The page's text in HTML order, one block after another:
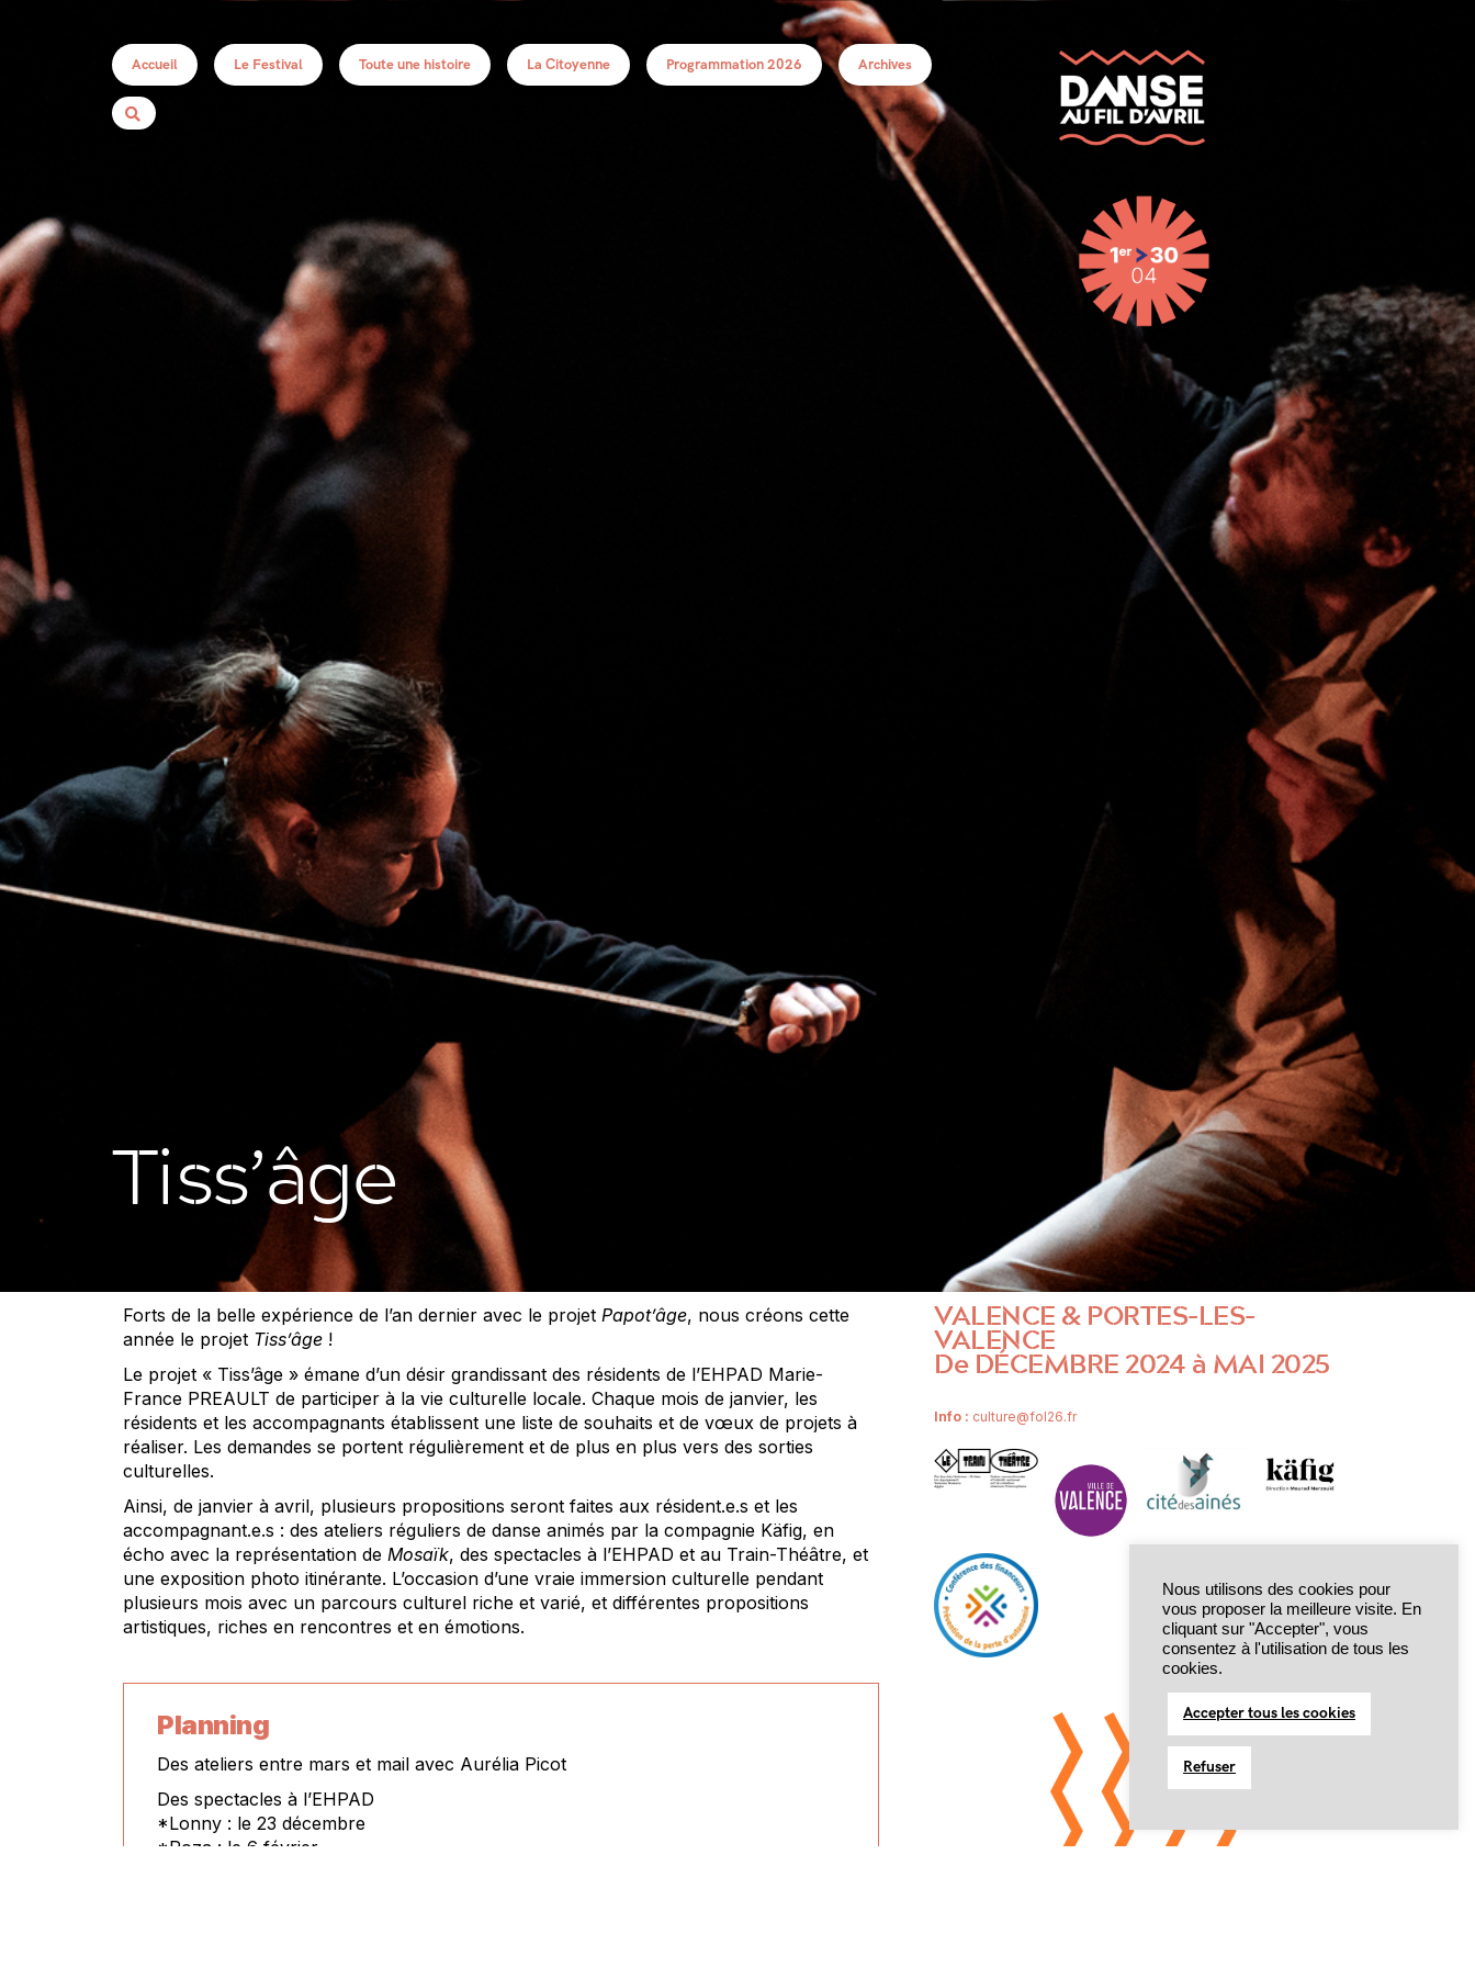
Accueil Le Festival Toute une histoire La Citoyenne Programmation 2026 Archives
Tiss’âge
Forts de la belle expérience de l’an dernier avec le projet Papot’âge, nous créons cette
année le projet Tiss’âge !
Le projet « Tiss’âge » émane d’un désir grandissant des résidents de l’EHPAD Marie-
France PREAULT de participer à la vie culturelle locale. Chaque mois de janvier, les
résidents et les accompagnants établissent une liste de souhaits et de vœux de projets à
réaliser. Les demandes se portent régulièrement et de plus en plus vers des sorties
culturelles.
Ainsi, de janvier à avril, plusieurs propositions seront faites aux résident.e.s et les
accompagnant.e.s : des ateliers réguliers de danse animés par la compagnie Käfig, en
écho avec la représentation de Mosaïk, des spectacles à l’EHPAD et au Train-Théâtre, et
une exposition photo itinérante. L’occasion d’une vraie immersion culturelle pendant
plusieurs mois avec un parcours culturel riche et varié, et différentes propositions
artistiques, riches en rencontres et en émotions.
Planning
Des ateliers entre mars et mail avec Aurélia Picot
Des spectacles à l’EHPAD
*Lonny : le 23 décembre
*Roza : le 6 février
VALENCE & PORTES-LES-
VALENCE
De DÉCEMBRE 2024 à MAI 2025
Info : culture@fol26.fr
Nous utilisons des cookies pour
vous proposer la meilleure visite. En
cliquant sur "Accepter", vous
consentez à l'utilisation de tous les
cookies.
Accepter tous les cookies
Refuser